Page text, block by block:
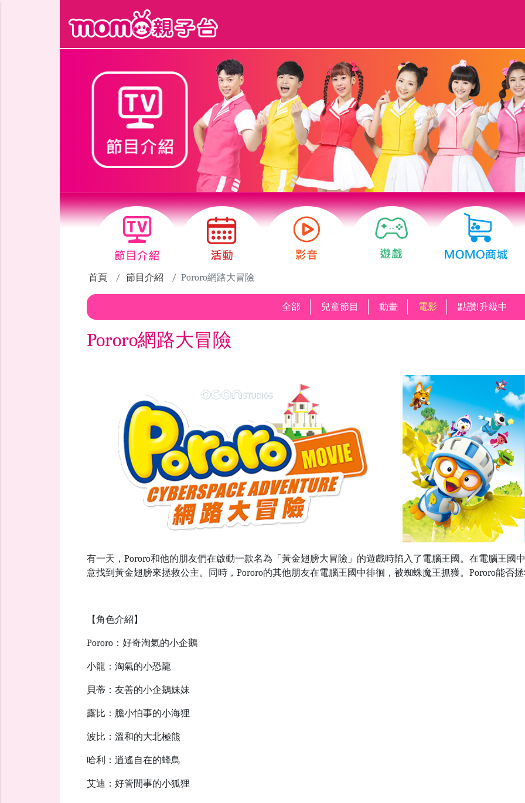
首頁 節目介紹 Pororo網路大冒險
全部 兒童節目 動畫 電影 點讚!升級中
Pororo網路大冒險
Previous
有一天，Pororo和他的朋友們在啟動一款名為「黃金翅膀大冒險」的遊戲時陷入了電腦王國。在電腦王國
意找到黃金翅膀來拯救公主。同時，Pororo的其他朋友在電腦王國中徘徊，被蜘蛛魔王抓獲。Pororo能否
【角色介紹】
Pororo： 好奇淘氣的小企鵝
小龍 ： 淘氣的小恐龍
貝蒂 ： 友善的小企鵝妹妹
露比 ： 膽小怕事的小海狸
波比 ： 溫和的大北極熊
哈利 ： 逍遙自在的蜂鳥
艾迪 ： 好管閒事的小狐狸